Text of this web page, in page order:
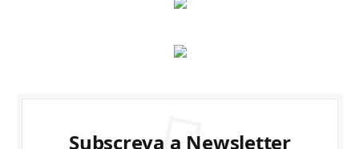
Subscreva a Newsletter